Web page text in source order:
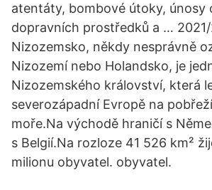
atentáty, bombové útoky, únosy
dopravních prostředků a …
Nizozemsko, někdy nesprávně
Nizozemí nebo Holandsko, je
Nizozemského království, která
severozápadní Evropě na
moře.Na východě hraničí s
s Belgií.Na rozloze 41 526 km²
milionu obyvatel. obyvatel.